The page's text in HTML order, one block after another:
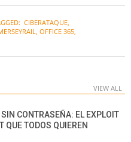
CIBERATAQUE
OFFICE 365
VIEW ALL
CONTRASEÑA: EL EXPLOIT
QUE TODOS QUIEREN